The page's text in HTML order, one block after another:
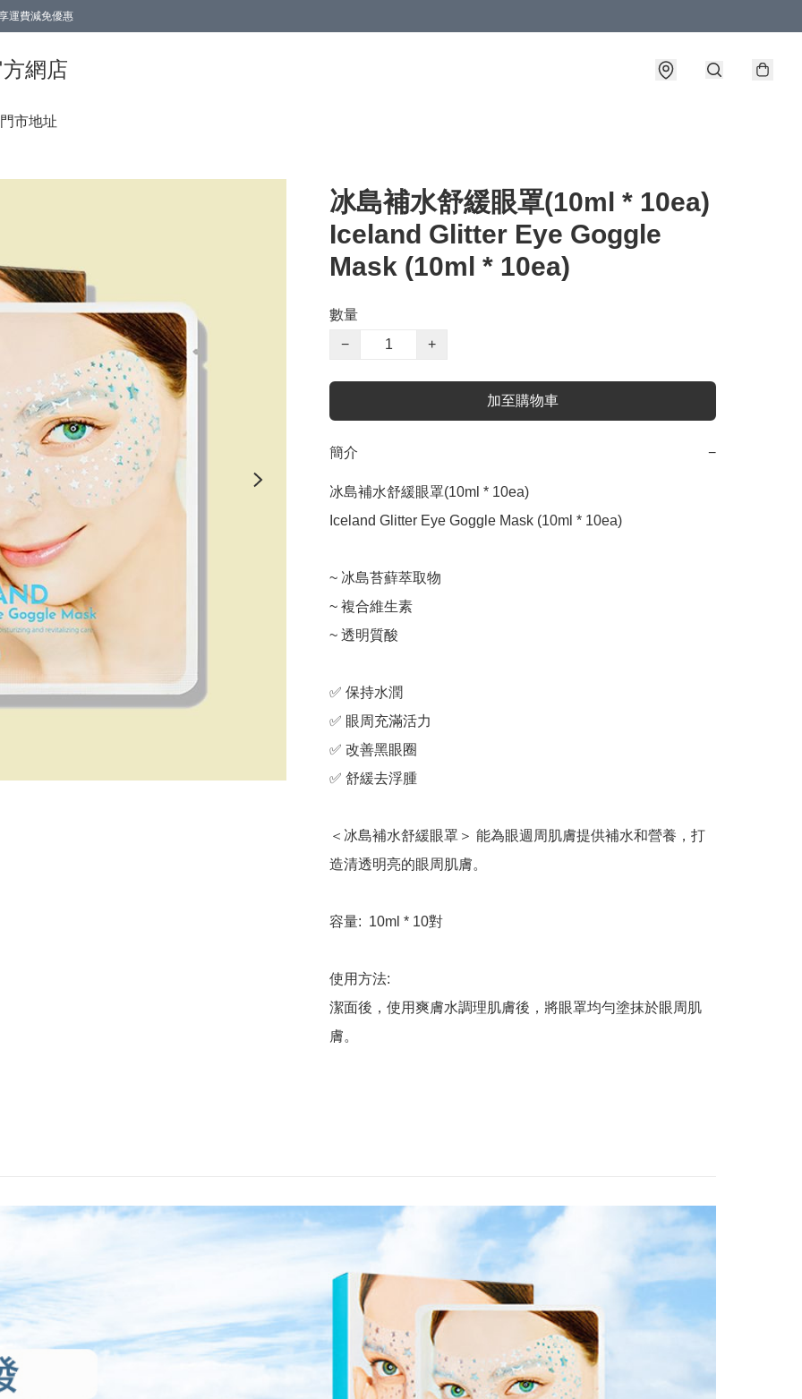
運費減免優惠
網店
門市地址
冰島補水舒緩眼罩(10ml * 10ea)
Iceland Glitter Eye Goggle
Mask (10ml * 10ea)
數量
−
+
加至購物車
簡介 −
冰島補水舒緩眼罩(10ml * 10ea)
Iceland Glitter Eye Goggle Mask (10ml * 10ea)
~ 冰島苔蘚萃取物
~ 複合維生素
~ 透明質酸
✅ 保持水潤
✅ 眼周充滿活力
✅ 改善黑眼圈
✅ 舒緩去浮腫
＜冰島補水舒緩眼罩＞ 能為眼週周肌膚提供補水和營養，打
造清透明亮的眼周肌膚。
容量:  10ml * 10對
使用方法:
潔面後，使用爽膚水調理肌膚後，將眼罩均勻塗抹於眼周肌
膚。